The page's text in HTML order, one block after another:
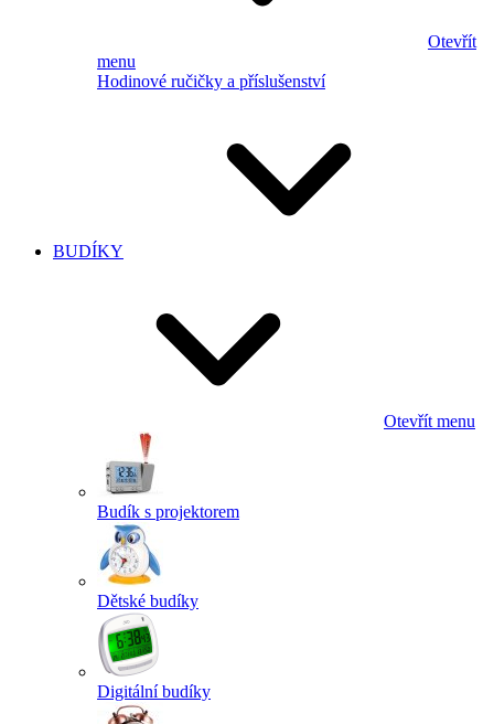
Otevřít
menu
Hodinové ručičky a příslušenství
BUDÍKY
Otevřít menu
Budík s projektorem
Dětské budíky
Digitální budíky